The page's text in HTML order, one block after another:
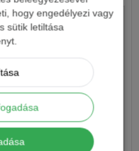
hogy engedélyezi vagy
sütik letiltása
PROFI ELŐKÖTÖTT
2DB/CSOMAG